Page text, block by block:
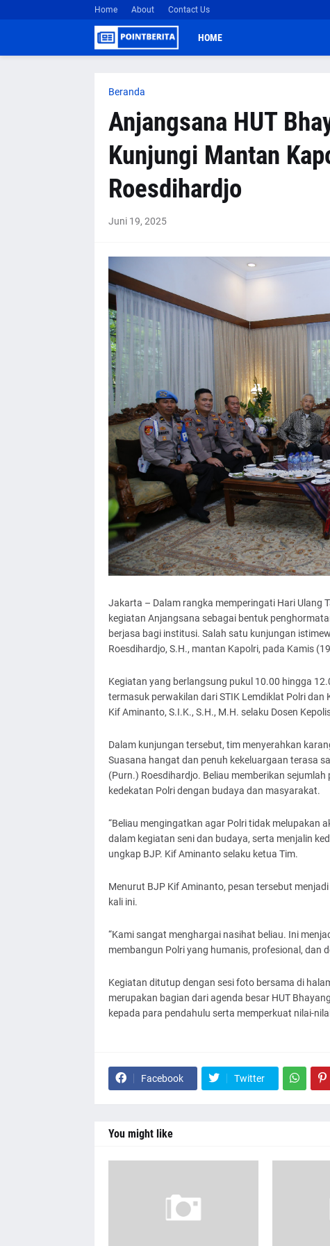
Home About Contact Us
HOME
Beranda
Anjangsana HUT
Kunjungi Mantan
Roesdihardjo
Juni 19, 2025
Jakarta – Dalam rangka memperingati Hari Ulang
kegiatan Anjangsana sebagai bentuk
berjasa bagi institusi. Salah satu kunjungan
Roesdihardjo, S.H., mantan Kapolri, pada Kamis
Kegiatan yang berlangsung pukul 10.00 hingga
termasuk perwakilan dari STIK Lemdiklat Polri
Kif Aminanto, S.I.K., S.H., M.H. selaku Dosen
Dalam kunjungan tersebut, tim menyerahkan
Suasana hangat dan penuh kekeluargaan terasa
(Purn.) Roesdihardjo. Beliau memberikan
kedekatan Polri dengan budaya dan masyarakat.
“Beliau mengingatkan agar Polri tidak melupakan
dalam kegiatan seni dan budaya, serta menjalin
ungkap BJP. Kif Aminanto selaku ketua Tim.
Menurut BJP Kif Aminanto, pesan tersebut
kali ini.
“Kami sangat menghargai nasihat beliau. Ini
membangun Polri yang humanis, profesional, dan
Kegiatan ditutup dengan sesi foto bersama di
merupakan bagian dari agenda besar HUT
kepada para pendahulu serta memperkuat nilai-
Facebook Twitter
You might like